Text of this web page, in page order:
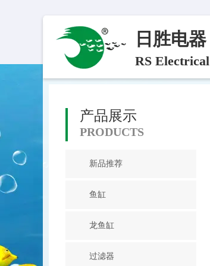
日胜电器
RS Electrical
产品展示
PRODUCTS
新品推荐
鱼缸
龙鱼缸
过滤器